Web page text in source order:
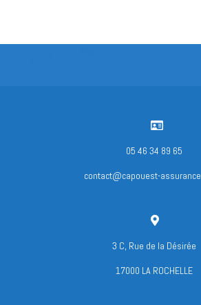

05 46 34 89 65
contact@capouest-

3 C, Rue de la Désirée
17000 LA ROCHELLE